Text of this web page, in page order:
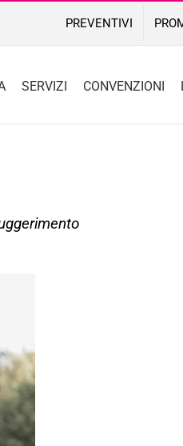
PREVENTIVI
SERVIZI CONVENZIONI